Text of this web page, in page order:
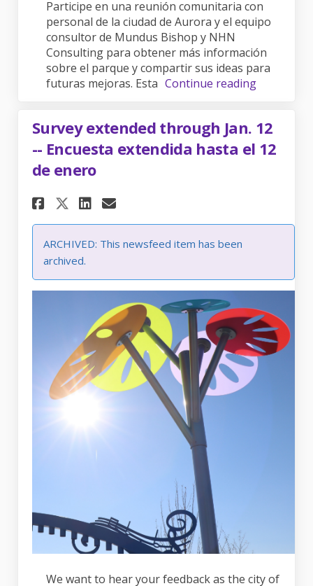
Participe en una reunión comunitaria con
personal de la ciudad de Aurora y el equipo
consultor de Mundus Bishop y NHN
Consulting para obtener más información
sobre el parque y compartir sus ideas para
futuras mejoras. Esta Continue reading
Survey extended through Jan. 12
-- Encuesta extendida hasta el 12
de enero
Share Survey extended
Share Survey extended
Share Survey extended
Email Survey
ARCHIVED: This newsfeed item has been
archived.
We want to hear your feedback as the city of